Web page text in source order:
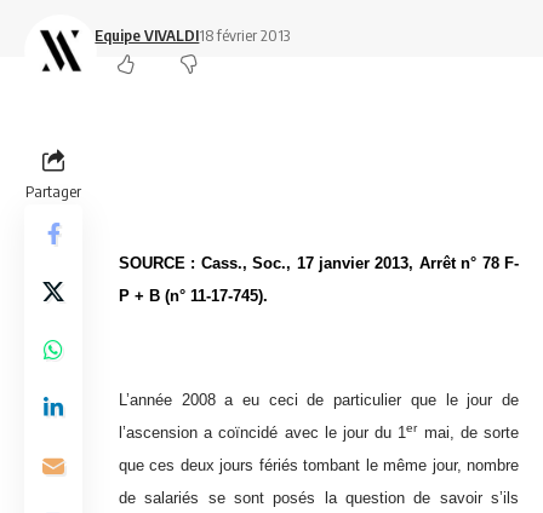
Equipe VIVALDI18 février 2013
Partager
SOURCE : Cass., Soc., 17 janvier 2013, Arrêt n° 78 F-
P + B (n° 11-17-745).
L’année 2008 a eu ceci de particulier que le jour de
l’ascension a coïncidé avec le jour du 1ermai, de sorte
que ces deux jours fériés tombant le même jour, nombre
de salariés se sont posés la question de savoir s’ils